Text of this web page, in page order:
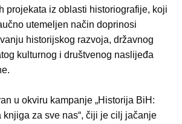
projekata iz oblasti historiografije, koji
utemeljen način doprinosi
historijskog razvoja, državnog
kulturnog i društvenog naslijeđa
u okviru kampanje „Historija BiH:
za sve nas“, čiji je cilj jačanje